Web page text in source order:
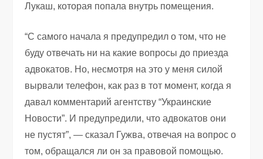
Лукаш, которая попала внутрь помещения.
“С самого начала я предупредил о том, что не
буду отвечать ни на какие вопросы до приезда
адвокатов. Но, несмотря на это у меня силой
вырвали телефон, как раз в тот момент, когда я
давал комментарий агентству “Украинские
Новости”. И предупредили, что адвокатов они
не пустят”, — сказал Гужва, отвечая на вопрос о
том, обращался ли он за правовой помощью.